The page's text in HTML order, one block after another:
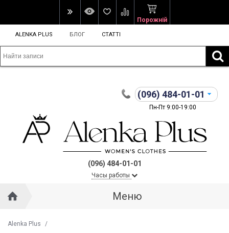
Порожній
ALENKA PLUS БЛОГ СТАТТІ
(096) 484-01-01
Пн-Пт 9:00-19:00
(096) 484-01-01
Часы работы
Меню
Alenka Plus /